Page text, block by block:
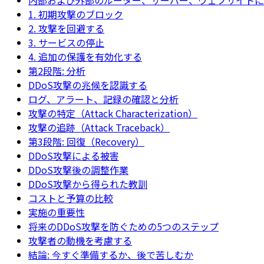
1. 初期攻撃のブロック
2. 攻撃を回避する
3. サービスの停止
4. 追加の保護を有効化する
第2段階: 分析
DDoS攻撃の兆候を認識する
ログ、アラート、記録の確認と分析
攻撃の特定（Attack Characterization）
攻撃の追跡（Attack Traceback）
第3段階: 回復（Recovery）
DDoS攻撃による被害
DDoS攻撃後の調整作業
DDoS攻撃から得られた教訓
コストと予算の比較
実施の重要性
将来のDDoS攻撃を防ぐための5つのステップ
攻撃者の動機を考慮する
結論: 今すぐ準備するか、後で苦しむか